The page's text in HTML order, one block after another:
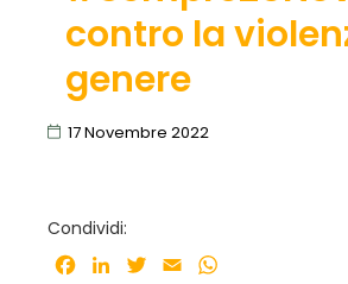
contro la
genere
17 Novembre 2022
Condividi:
Facebook
LinkedInTwitter
Email